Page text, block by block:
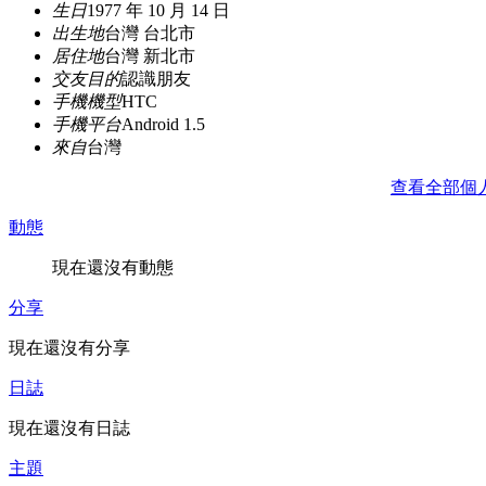
生日1977 年 10 月 14 日
出生地台灣 台北市
居住地台灣 新北市
交友目的認識朋友
手機機型HTC
手機平台Android 1.5
來自台灣
查看全部個
動態
現在還沒有動態
分享
現在還沒有分享
日誌
現在還沒有日誌
主題